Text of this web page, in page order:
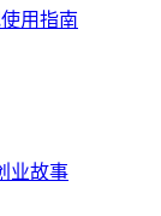
用指南
业故事